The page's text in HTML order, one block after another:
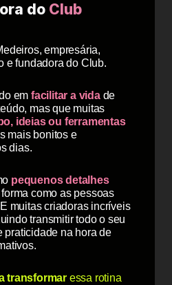
do Club
empresária,
e fundadora do Club.
em facilitar a vidade
mas que muitas
ideias ou ferramentas
mais bonitos e
dias.
pequenos detalhes
forma como as pessoas
muitas criadoras incríveis
transmitir todo o seu
praticidade na hora de
transformar essa rotina